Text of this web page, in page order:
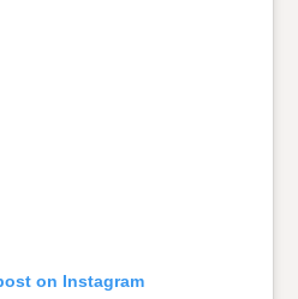
on Instagram